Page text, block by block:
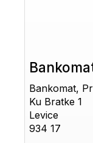
Bankomat,
Ku Bratke 1
Levice
934 17